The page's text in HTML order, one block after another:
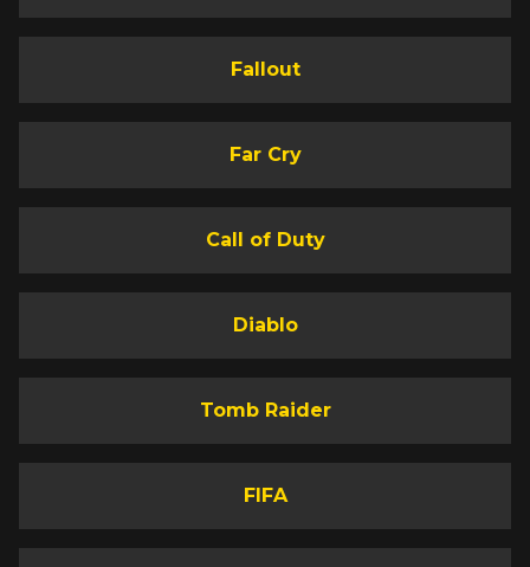
Fallout
Far Cry
Call of Duty
Diablo
Tomb Raider
FIFA